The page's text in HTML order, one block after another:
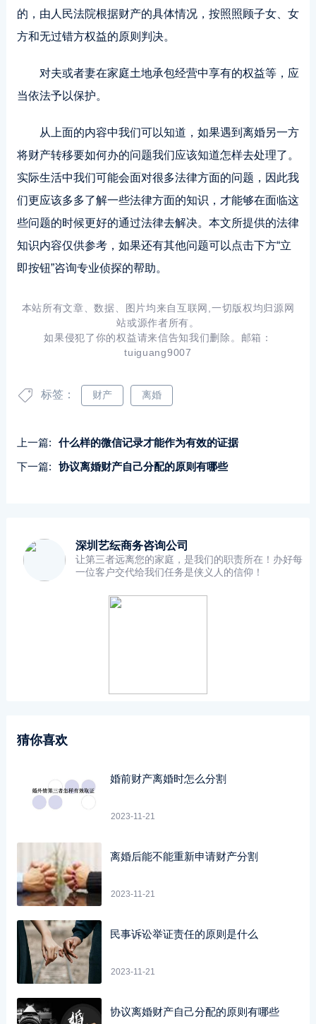
的，由人民法院根据财产的具体情况，按照照顾子女、女
方和无过错方权益的原则判决。
对夫或者妻在家庭土地承包经营中享有的权益等，应
当依法予以保护。
从上面的内容中我们可以知道，如果遇到离婚另一方
将财产转移要如何办的问题我们应该知道怎样去处理了。
实际生活中我们可能会面对很多法律方面的问题，因此我
们更应该多多了解一些法律方面的知识，才能够在面临这
些问题的时候更好的通过法律去解决。本文所提供的法律
知识内容仅供参考，如果还有其他问题可以点击下方“立
即按钮”咨询专业侦探的帮助。
本站所有文章、数据、图片均来自互联网,一切版权均归源网
站或源作者所有。
如果侵犯了你的权益请来信告知我们删除。邮箱：
tuiguang9007
标签： 财产 离婚
上一篇:
什么样的微信记录才能作为有效的证据
下一篇:
协议离婚财产自己分配的原则有哪些
深圳艺纭商务咨询公司
让第三者远离您的家庭，是我们的职责所在！办好每
一位客户交代给我们任务是侠义人的信仰！
猜你喜欢
婚前财产离婚时怎么分割
2023-11-21
离婚后能不能重新申请财产分割
2023-11-21
民事诉讼举证责任的原则是什么
2023-11-21
协议离婚财产自己分配的原则有哪些